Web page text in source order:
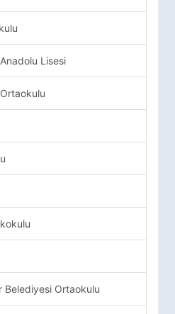
Lisesi
Belediyesi Ortaokulu